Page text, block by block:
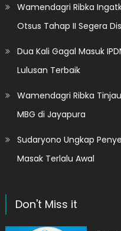
Wamendagri Ribka
Otsus Tahap II Segera
Dua Kali Gagal Masuk
Lulusan Terbaik
Wamendagri Ribka
MBG di Jayapura
Sudaryono Ungkap
Masak Terlalu Awal
Don't Miss it